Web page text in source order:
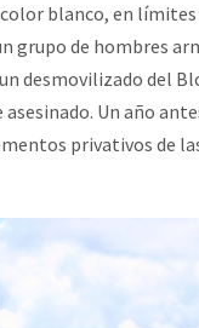
blanco, en
grupo de hombres
desmovilizado del
Un año
privativos de